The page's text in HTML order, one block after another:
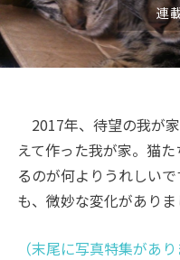
連
2017年、待望の我が
えて作った我が家。猫
るのが何よりうれしい
も、微妙な変化がありま
（末尾に写真特集があり